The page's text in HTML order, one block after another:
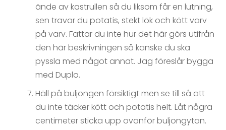
ände av kastrullen så du liksom får en lutning,
sen travar du potatis, stekt lök och kött varv
på varv. Fattar du inte hur det här görs utifrån
den här beskrivningen så kanske du ska
pyssla med något annat. Jag föreslår bygga
med Duplo.
Häll på buljongen försiktigt men se till så att
du inte täcker kött och potatis helt. Låt några
centimeter sticka upp ovanför buljongytan.